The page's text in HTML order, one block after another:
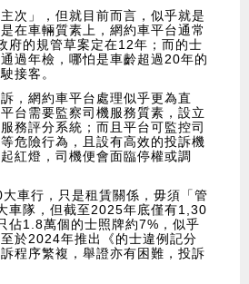
次」，但就目前而言，似乎就是
在車輛質素上，網約車平台通常
府的規管草案定在12年；而的士
過年檢，哪怕是車齡超過20年的
接客。
，網約車平台處理似乎更為直
台需要監察司機服務質素，設立
務評分系統；而且平台可監控司
危險行為，且設有高效的投訴機
紅燈，司機便會面臨停權或調
車行，只是租賃關係，毋須「管
車隊，但截至2025年底僅有1,30
佔1.8萬個的士照牌約7%，似乎
於2024年推出《的士違例記分
程序繁複，舉證亦有困難，投訴